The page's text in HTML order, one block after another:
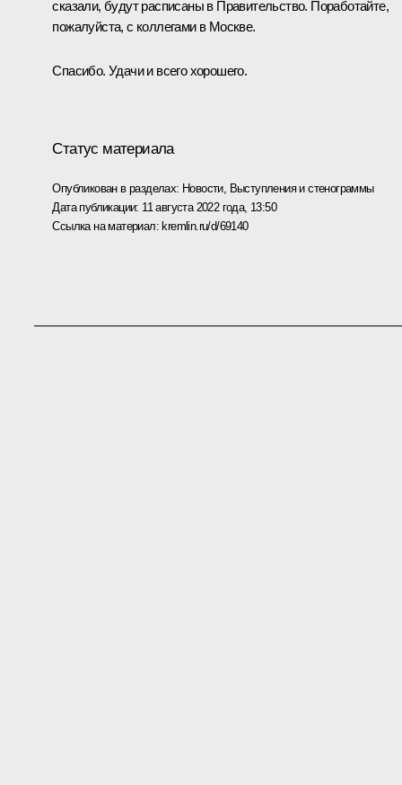
сказали, будут расписаны в Правительство. Поработайте,
пожалуйста, с коллегами в Москве.
Спасибо. Удачи и всего хорошего.
Статус материала
Опубликован в разделах: Новости, Выступления и стенограммы
Дата публикации: 11 августа 2022 года, 13:50
Ссылка на материал: kremlin.ru/d/69140